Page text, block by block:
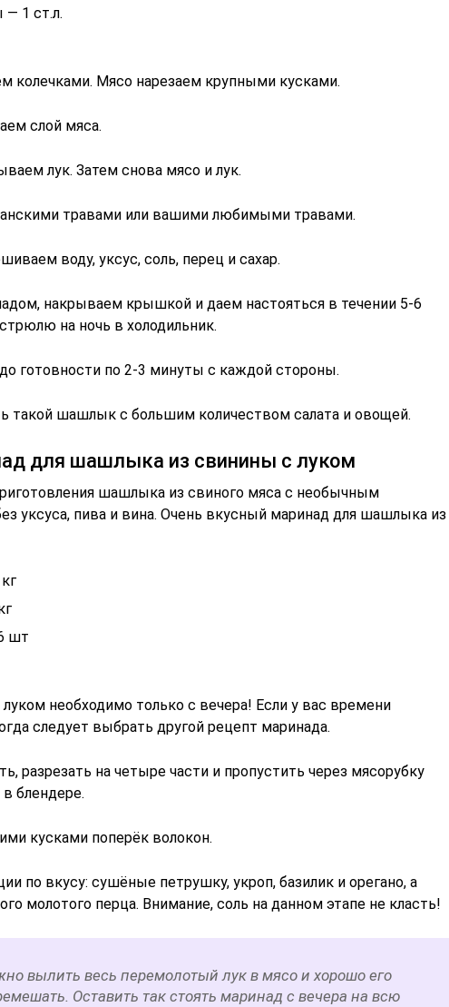
— 1 ст.л.
колечками. Мясо нарезаем крупными кусками.
слой мяса.
лук. Затем снова мясо и лук.
травами или вашими любимыми травами.
воду, уксус, соль, перец и сахар.
накрываем крышкой и даем настояться в течении 5-6
на ночь в холодильник.
готовности по 2-3 минуты с каждой стороны.
такой шашлык с большим количеством салата и овощей.
для шашлыка из свинины с луком
шашлыка из свиного мяса с необычным
уксуса, пива и вина. Очень вкусный маринад для шашлыка из
шт
необходимо только с вечера! Если у вас времени
следует выбрать другой рецепт маринада.
разрезать на четыре части и пропустить через мясорубку
блендере.
кусками поперёк волокон.
по вкусу: сушёные петрушку, укроп, базилик и орегано, а
молотого перца. Внимание, соль на данном этапе не класть!
вылить весь перемолотый лук в мясо и хорошо его
Оставить так стоять маринад с вечера на всю